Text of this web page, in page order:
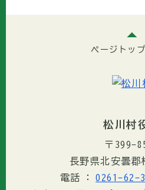
ページトッ
松川村
〒399-
長野県北安曇郡
電話
0261-62-